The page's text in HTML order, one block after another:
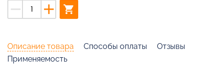
remove add shopping_cart
Описание товара Способы оплаты
Отзывы
Применяемость